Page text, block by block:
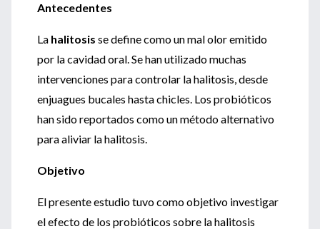
Antecedentes
La halitosis se define como un mal olor emitido
por la cavidad oral. Se han utilizado muchas
intervenciones para controlar la halitosis, desde
enjuagues bucales hasta chicles. Los probióticos
han sido reportados como un método alternativo
para aliviar la halitosis.
Objetivo
El presente estudio tuvo como objetivo investigar
el efecto de los probióticos sobre la halitosis